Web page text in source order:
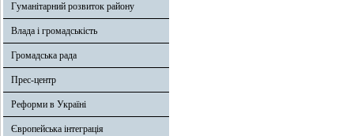
Гуманітарний розвиток району
Влада і громадськість
Громадська рада
Прес-центр
Реформи в Україні
Європейська інтеграція